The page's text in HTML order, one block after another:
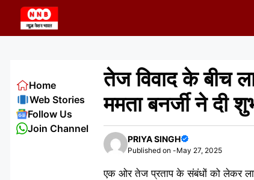
content
तेज विवाद के बीच
ममता बनर्जी ने दी
PRIYA SINGH
Published on -May 27, 2025
एक ओर तेज प्रताप के संबंधों को लेकर
Home
Web Stories
Follow Us
Join Channel